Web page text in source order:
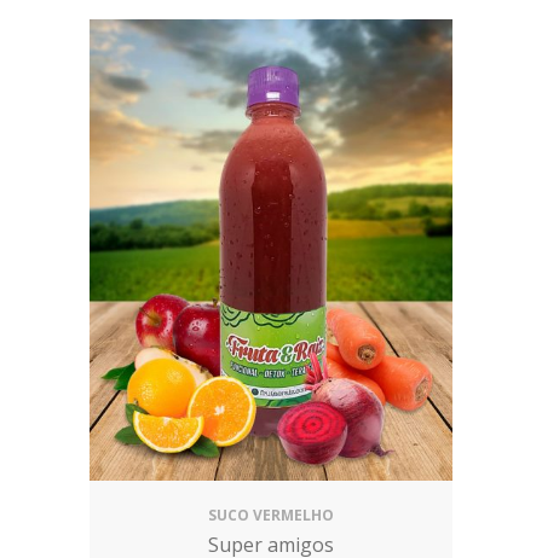
SUCO VERMELHO
Super amigos